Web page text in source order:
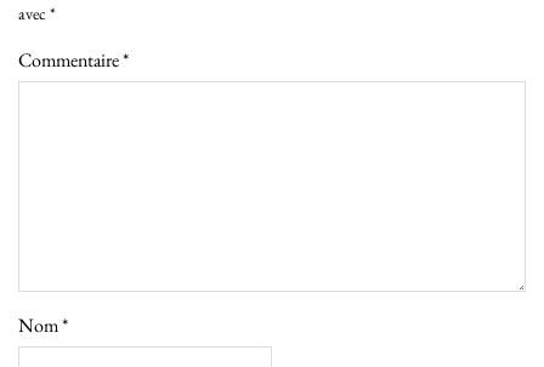
avec *
Commentaire*
Nom*